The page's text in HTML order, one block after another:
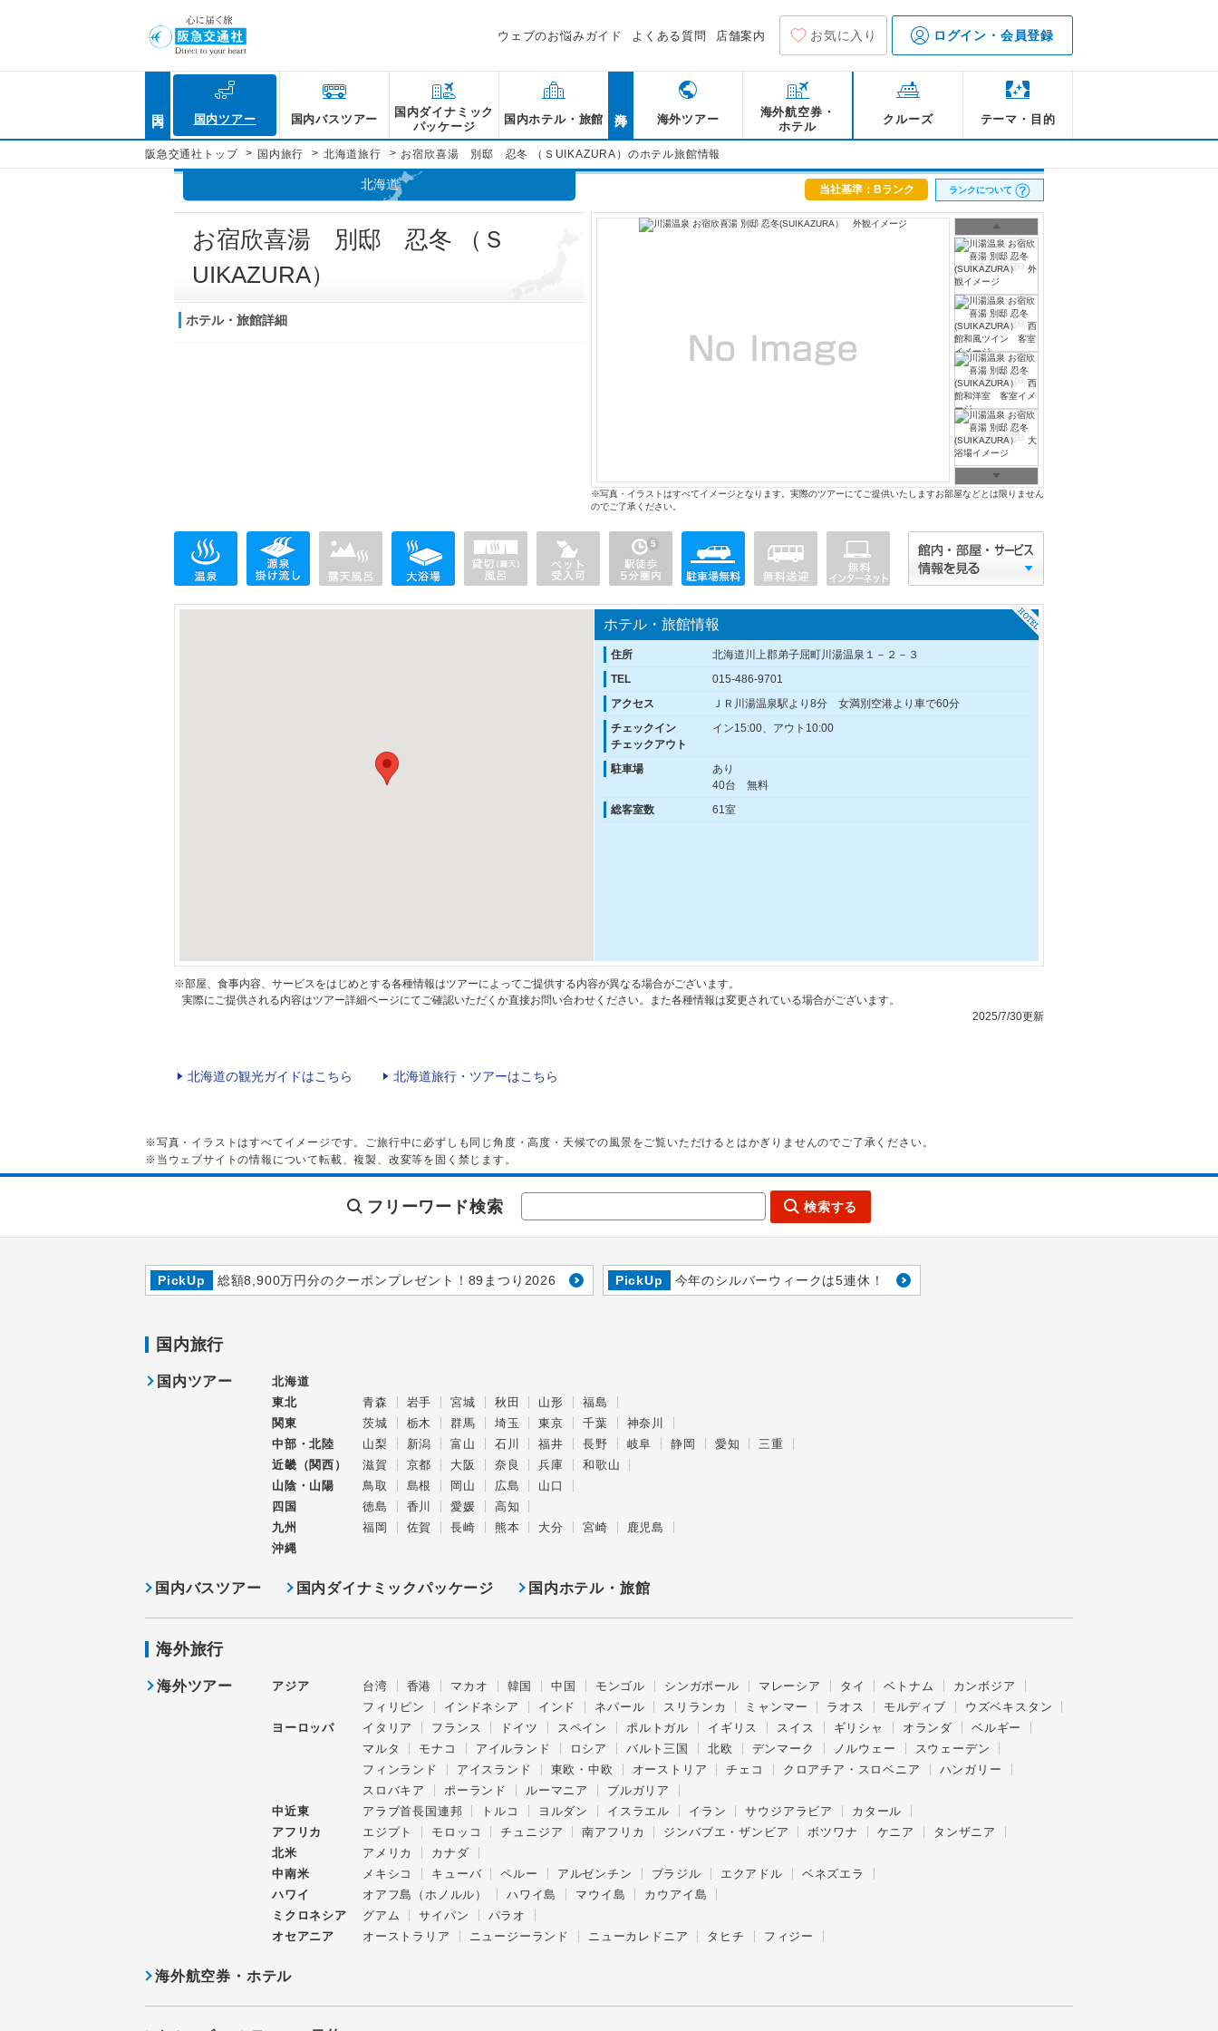
ウェブのお悩みガイド よくある質問 店舗案内 お気に入り ログイン・会員登録
国内ツアー 国内バスツアー
国内ダイナミック
パッケージ
国内ホテル・旅館 海外ツアー
海外航空券・
ホテル
クルーズ テーマ・目的
阪急交通社トップ > 国内旅行 > 北海道旅行 > お宿欣喜湯 別邸 忍冬 （ＳUIKAZURA）のホテル旅館情報
北海道 当社基準：Bランク ランクについて
お宿欣喜湯 別邸 忍冬 （Ｓ
UIKAZURA）
ホテル・旅館詳細
※写真・イラストはすべてイメージとなります。実際のツアーにてご提供いたしますお部屋などとは限りません
のでご了承ください。
ホテル・旅館情報
住所
北海道川上郡弟子屈町川湯温泉１－２－３
TEL
015-486-9701
アクセス
ＪＲ川湯温泉駅より8分 女満別空港より車で60分
チェックイン
チェックアウト
イン15:00、アウト10:00
駐車場
あり
40台 無料
総客室数
61室
※部屋、食事内容、サービスをはじめとする各種情報はツアーによってご提供する内容が異なる場合がございます。
実際にご提供される内容はツアー詳細ページにてご確認いただくか直接お問い合わせください。また各種情報は変更されている場合がございます。
2025/7/30更新
北海道の観光ガイドはこちら 北海道旅行・ツアーはこちら
※写真・イラストはすべてイメージです。ご旅行中に必ずしも同じ角度・高度・天候での風景をご覧いただけるとはかぎりませんのでご了承ください。
※当ウェブサイトの情報について転載、複製、改変等を固く禁じます。
フリーワード検索 検索する
PickUp 総額8,900万円分のクーポンプレゼント！89まつり2026 PickUp 今年のシルバーウィークは5連休！
国内旅行
国内ツアー
北海道
東北
青森 岩手 宮城 秋田 山形
福島
関東
茨城 栃木 群馬 埼玉 東京 千葉
神奈川
中部・北陸
山梨 新潟 富山 石川 福井 長野 岐阜 静岡 愛知
三重
近畿（関西）
滋賀 京都 大阪 奈良 兵庫
和歌山
山陰・山陽
鳥取 島根 岡山 広島
山口
四国
徳島 香川 愛媛
高知
九州
福岡 佐賀 長崎 熊本 大分 宮崎
鹿児島
沖縄
国内バスツアー 国内ダイナミックパッケージ 国内ホテル・旅館
海外旅行
海外ツアー アジア 台湾 香港 マカオ 韓国 中国 モンゴル シンガポール マレーシア タイ ベトナム
カンボジア
フィリピン
インドネシア インド ネパール スリランカ ミャンマー ラオス モルディブ
ウズベキスタン
ヨーロッパ
イタリア フランス ドイツ スペイン ポルトガル イギリス スイス ギリシャ オランダ
ベルギー
マルタ
モナコ アイルランド ロシア バルト三国 北欧 デンマーク ノルウェー
スウェーデン
フィンランド
アイスランド 東欧・中欧 オーストリア チェコ クロアチア・スロベニア
ハンガリー
スロバキア
ポーランド ルーマニア
ブルガリア
中近東
アラブ首長国連邦 トルコ ヨルダン イスラエル イラン サウジアラビア
カタール
アフリカ
エジプト モロッコ チュニジア 南アフリカ ジンバブエ・ザンビア ボツワナ ケニア
タンザニア
北米
アメリカ
カナダ
中南米
メキシコ キューバ ペルー アルゼンチン ブラジル エクアドル
ベネズエラ
ハワイ
オアフ島（ホノルル） ハワイ島 マウイ島
カウアイ島
ミクロネシア
グアム サイパン
パラオ
オセアニア
オーストラリア ニュージーランド ニューカレドニア タヒチ フィジー
海外航空券・ホテル